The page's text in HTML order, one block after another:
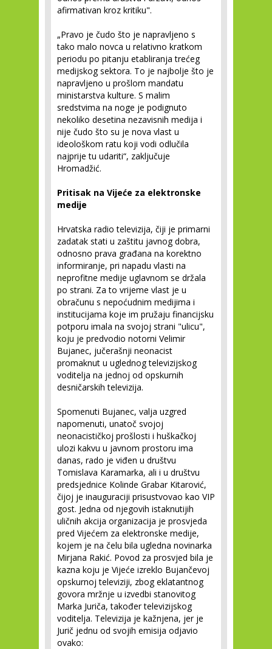
afirmativan kroz kritiku".
„Pravo je čudo što je napravljeno s
tako malo novca u relativno kratkom
periodu po pitanju etabliranja trećeg
medijskog sektora. To je najbolje što je
napravljeno u prošlom mandatu
ministarstva kulture. S malim
sredstvima na noge je podignuto
nekoliko desetina nezavisnih medija i
nije čudo što su je nova vlast u
ideološkom ratu koji vodi odlučila
najprije tu udariti“, zaključuje
Hromadžić.
Pritisak na Vijeće za elektronske
medije
Hrvatska radio televizija, čiji je primarni
zadatak stati u zaštitu javnog dobra,
odnosno prava građana na korektno
informiranje, pri napadu vlasti na
neprofitne medije uglavnom se držala
po strani. Za to vrijeme vlast je u
obračunu s nepoćudnim medijima i
institucijama koje im pružaju financijsku
potporu imala na svojoj strani "ulicu",
koju je predvodio notorni Velimir
Bujanec, jučerašnji neonacist
promaknut u uglednog televizijskog
voditelja na jednoj od opskurnih
desničarskih televizija.
Spomenuti Bujanec, valja uzgred
napomenuti, unatoč svojoj
neonacističkoj prošlosti i huškačkoj
ulozi kakvu u javnom prostoru ima
danas, rado je viđen u društvu
Tomislava Karamarka, ali i u društvu
predsjednice Kolinde Grabar Kitarović,
čijoj je inauguraciji prisustvovao kao VIP
gost. Jedna od njegovih istaknutijih
uličnih akcija organizacija je prosvjeda
pred Vijećem za elektronske medije,
kojem je na čelu bila ugledna novinarka
Mirjana Rakić. Povod za prosvjed bila je
kazna koju je Vijeće izreklo Bujančevoj
opskurnoj televiziji, zbog eklatantnog
govora mržnje u izvedbi stanovitog
Marka Juriča, također televizijskog
voditelja. Televizija je kažnjena, jer je
Jurič jednu od svojih emisija odjavio
ovako: